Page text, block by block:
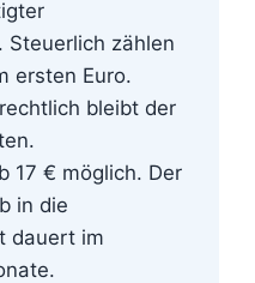
Steuerlich zählen
ersten Euro.
bleibt der
17 € möglich. Der
in die
dauert im